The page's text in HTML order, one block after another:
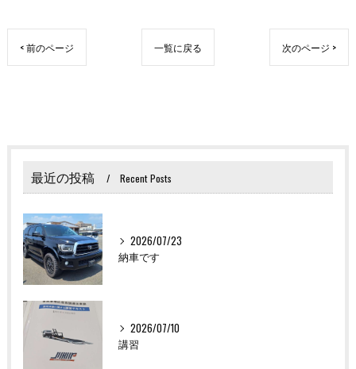
< 前のページ 一覧に戻る 次のページ >
最近の投稿 Recent Posts
2026/07/23
納車です
2026/07/10
講習